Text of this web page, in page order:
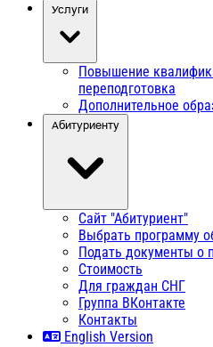
Услуги
Повышение
переподготовка
Дополнительное
Абитуриенту
Сайт "Абитуриент"
Выбрать программу
Подать документы о
Стоимость
Для граждан СНГ
Группа ВКонтакте
Контакты
English Version